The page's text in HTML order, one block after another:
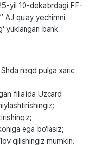
yil 10-dekabrdagi PF-
AJ qulay yechimni
yuklangan bank
naqd pulga xarid
filialida Uzcard
ega bo‘lasiz;
qilishingiz mumkin.